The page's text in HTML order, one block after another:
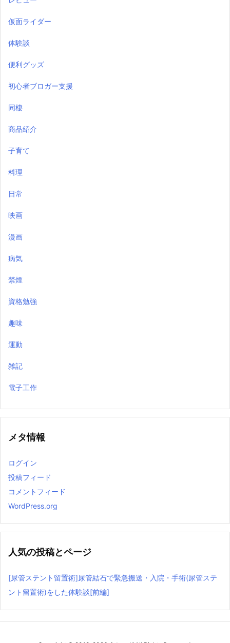
仮面ライダー
体験談
便利グッズ
初心者ブロガー支援
同棲
商品紹介
子育て
料理
日常
映画
漫画
病気
禁煙
資格勉強
趣味
運動
雑記
電子工作
メタ情報
ログイン
投稿フィード
コメントフィード
WordPress.org
人気の投稿とページ
[尿管ステント留置術]尿管結石で緊急搬送・入院・手術(尿管ステ
ント留置術)をした体験談[前編]